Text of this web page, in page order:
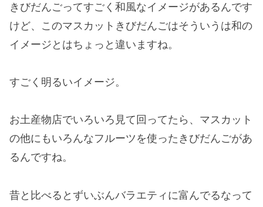
きびだんごってすごく和風なイメージがあるんです
けど、このマスカットきびだんごはそういうは和の
イメージとはちょっと違いますね。
すごく明るいイメージ。
お土産物店でいろいろ見て回ってたら、マスカット
の他にもいろんなフルーツを使ったきびだんごがあ
るんですね。
昔と比べるとずいぶんバラエティに富んでるなって